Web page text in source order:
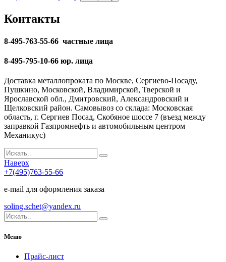
Контакты
8-495-763-55-66 частные лица
8-495-795-10-66 юр. лица
Доставка металлопроката по Москве, Сергиево-Посаду,
Пушкино, Московской, Владимирской, Тверской и
Ярославской обл., Дмитровский, Александровский и
Щелковский район. Самовывоз со склада: Московская
область, г. Сергиев Посад, Скобяное шоссе 7 (въезд между
заправкой Газпромнефть и автомобильным центром
Механикус)
Наверх
+7(495)763-55-66
e-mail для оформления заказа
soling.schet@yandex.ru
Меню
Прайс-лист